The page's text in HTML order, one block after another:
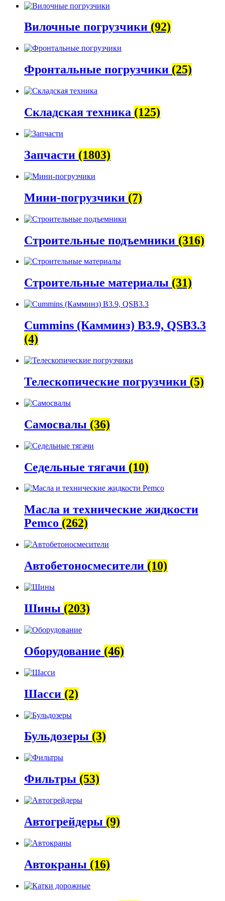
Вилочные погрузчики (92)
Фронтальные погрузчики (25)
Складская техника (125)
Запчасти (1803)
Мини-погрузчики (7)
Строительные подъемники (316)
Строительные материалы (31)
Cummins (Камминз) B3.9, QSB3.3
(4)
Телескопические погрузчики (5)
Самосвалы (36)
Седельные тягачи (10)
Масла и технические жидкости
Pemco (262)
Автобетоно­смесители (10)
Шины (203)
Оборудование (46)
Шасси (2)
Бульдозеры (3)
Фильтры (53)
Автогрейдеры (9)
Автокраны (16)